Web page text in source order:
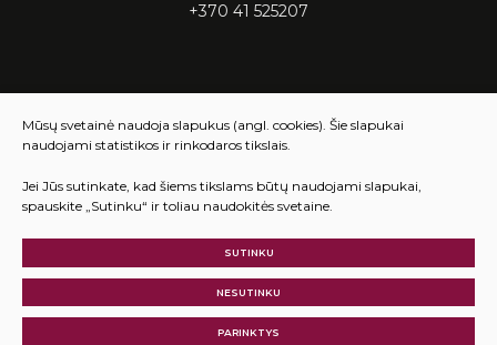
+370 41 525207
Penktadienis 12:00 – 15:45
© 2025 Visos teisės saugomos
Slapukų parinktys
Duomenų apsauga
Sukurta:TEXUS
Mūsų svetainė naudoja slapukus (angl. cookies). Šie slapukai
naudojami statistikos ir rinkodaros tikslais.
Jei Jūs sutinkate, kad šiems tikslams būtų naudojami slapukai,
spauskite „Sutinku“ ir toliau naudokitės svetaine.
SUTINKU
NESUTINKU
PARINKTYS